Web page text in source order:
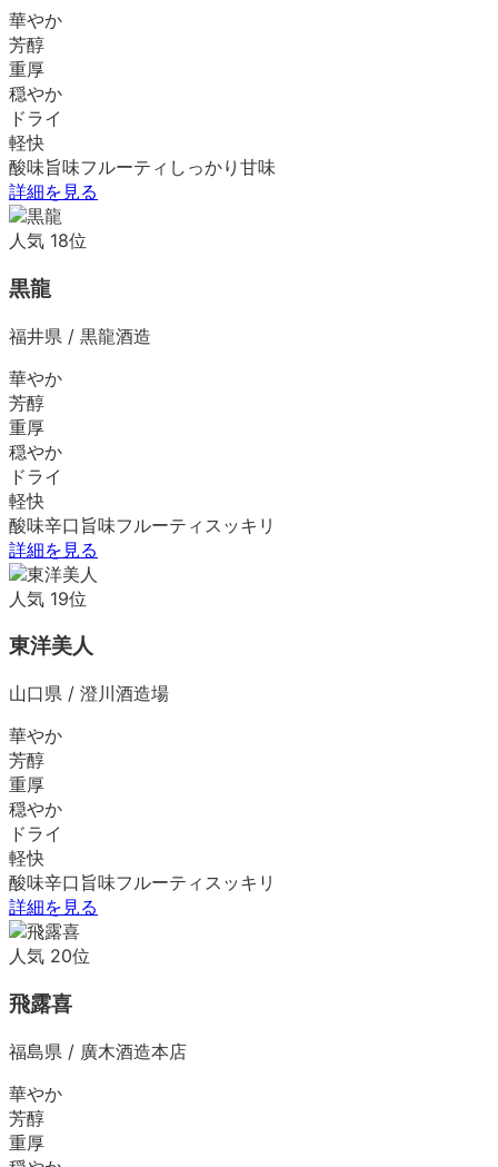
華やか
芳醇
重厚
穏やか
ドライ
軽快
酸味旨味フルーティ しっかり 甘味
詳細を見る
人気 18位
黒龍
福井県 / 黒龍酒造
華やか
芳醇
重厚
穏やか
ドライ
軽快
酸味辛口 旨味フルーティ スッキリ
詳細を見る
人気 19位
東洋美人
山口県 / 澄川酒造場
華やか
芳醇
重厚
穏やか
ドライ
軽快
酸味辛口 旨味フルーティ スッキリ
詳細を見る
人気 20位
飛露喜
福島県 / 廣木酒造本店
華やか
芳醇
重厚